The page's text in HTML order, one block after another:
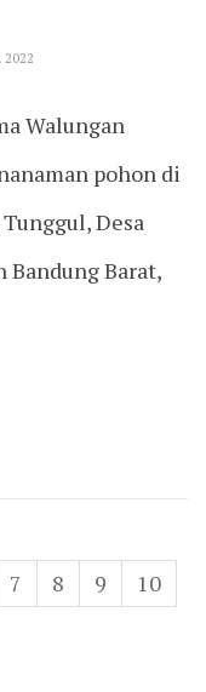
2022
Walungan
pohon di
Desa
Bandung Barat,
7 8 9 10